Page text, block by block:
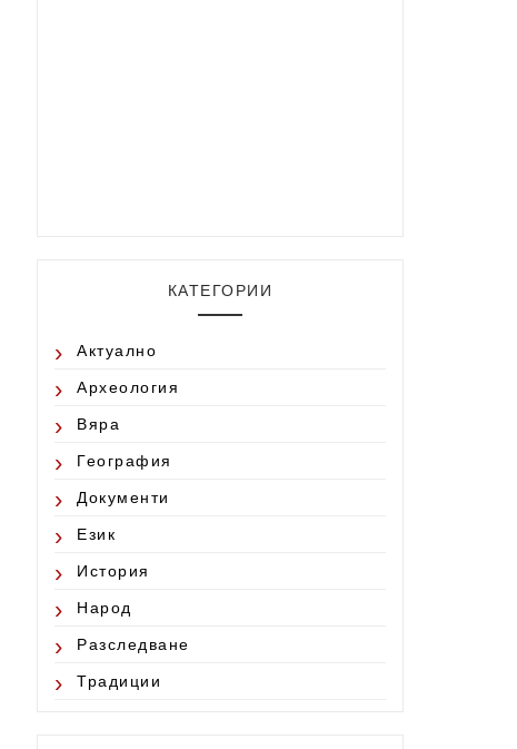
КАТЕГОРИИ
Актуално
Археология
Вяра
География
Документи
Език
История
Народ
Разследване
Традиции